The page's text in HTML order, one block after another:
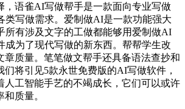
，语雀AI写做帮手是一款面向专业写做
类写做需求。爱制做AI是一款功能强大
所有涉及文字的工做都能够用爱制做AI
成为了现代写做的新东西。帮帮学生改
章质量。笔笔做文帮手还具备语法查抄和
们将引见5款永世免费版的AI写做软件，
人工智能手艺的不竭成长，它们可以或许
质量。